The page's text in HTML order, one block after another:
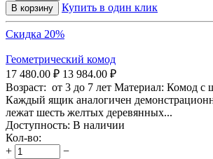
В корзину Купить в один клик
Скидка 20%
Геометрический комод
17 480.00 ₽ 13 984.00 ₽
Возраст: от 3 до 7 лет Материал: Комод с
Каждый ящик аналогичен
лежат шесть желтых деревянных...
Доступность: В наличии
Кол-во:
+
−